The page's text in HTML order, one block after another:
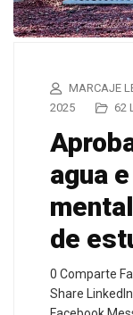
MARCAJE
2025
62
agua
de
0 Comparte
Share